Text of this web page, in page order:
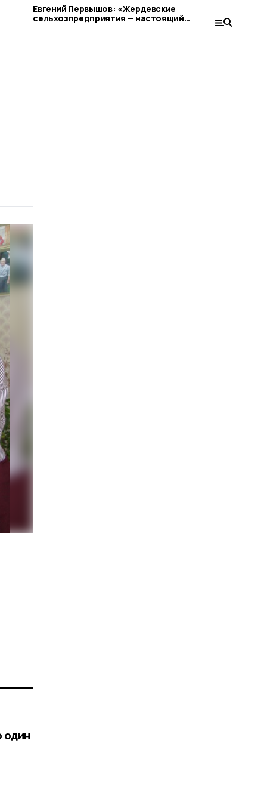
Евгений Первышов: «Жердевские
сельхозпредприятия — настоящий
пример ответственного бизнеса»
один